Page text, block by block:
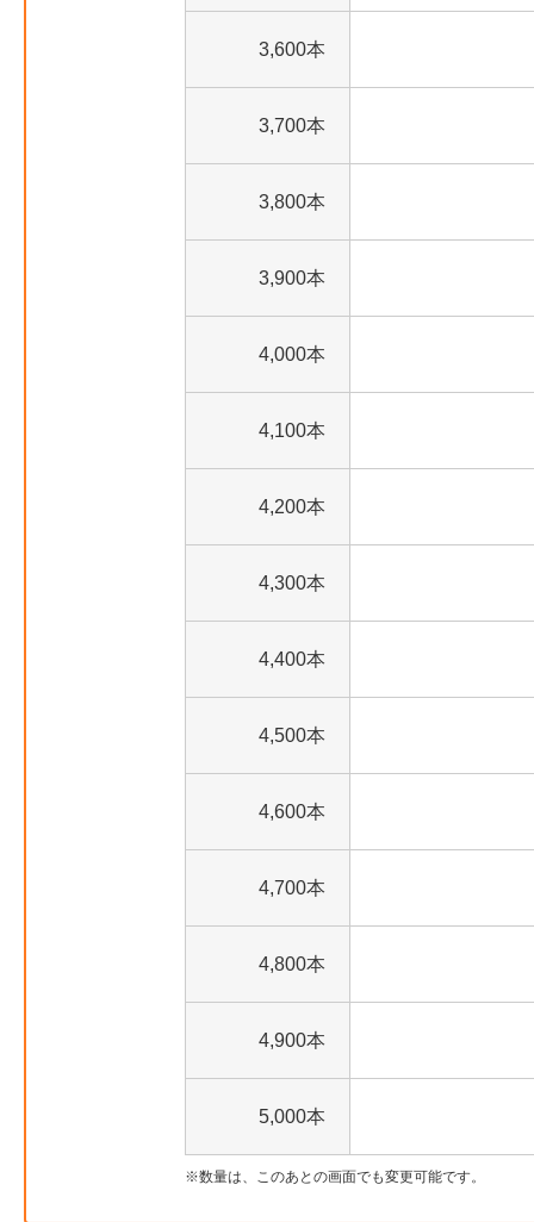
3,600本
3,700本
3,800本
3,900本
4,000本
4,100本
4,200本
4,300本
4,400本
4,500本
4,600本
4,700本
4,800本
4,900本
5,000本
数量は、このあとの画面でも変更可能です。